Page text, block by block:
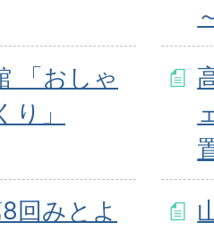
「おしゃ
」
回みとよ